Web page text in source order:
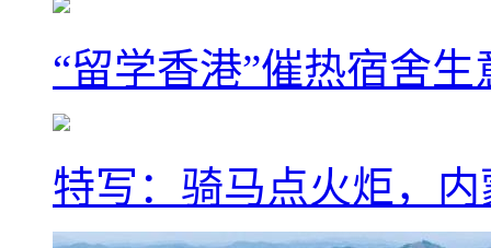
“留学香港”催热宿舍
特写：骑马点火炬，